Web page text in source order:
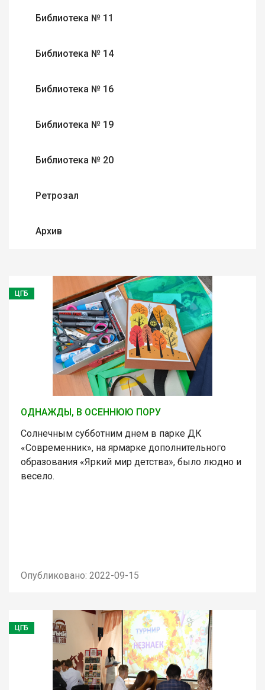
Библиотека № 11
Библиотека № 14
Библиотека № 16
Библиотека № 19
Библиотека № 20
Ретрозал
Архив
ЦГБ
ОДНАЖДЫ, В ОСЕННЮЮ ПОРУ
Солнечным субботним днем в парке ДК
«Современник», на ярмарке дополнительного
образования «Яркий мир детства», было людно и
весело.
Опубликовано: 2022-09-15
ЦГБ